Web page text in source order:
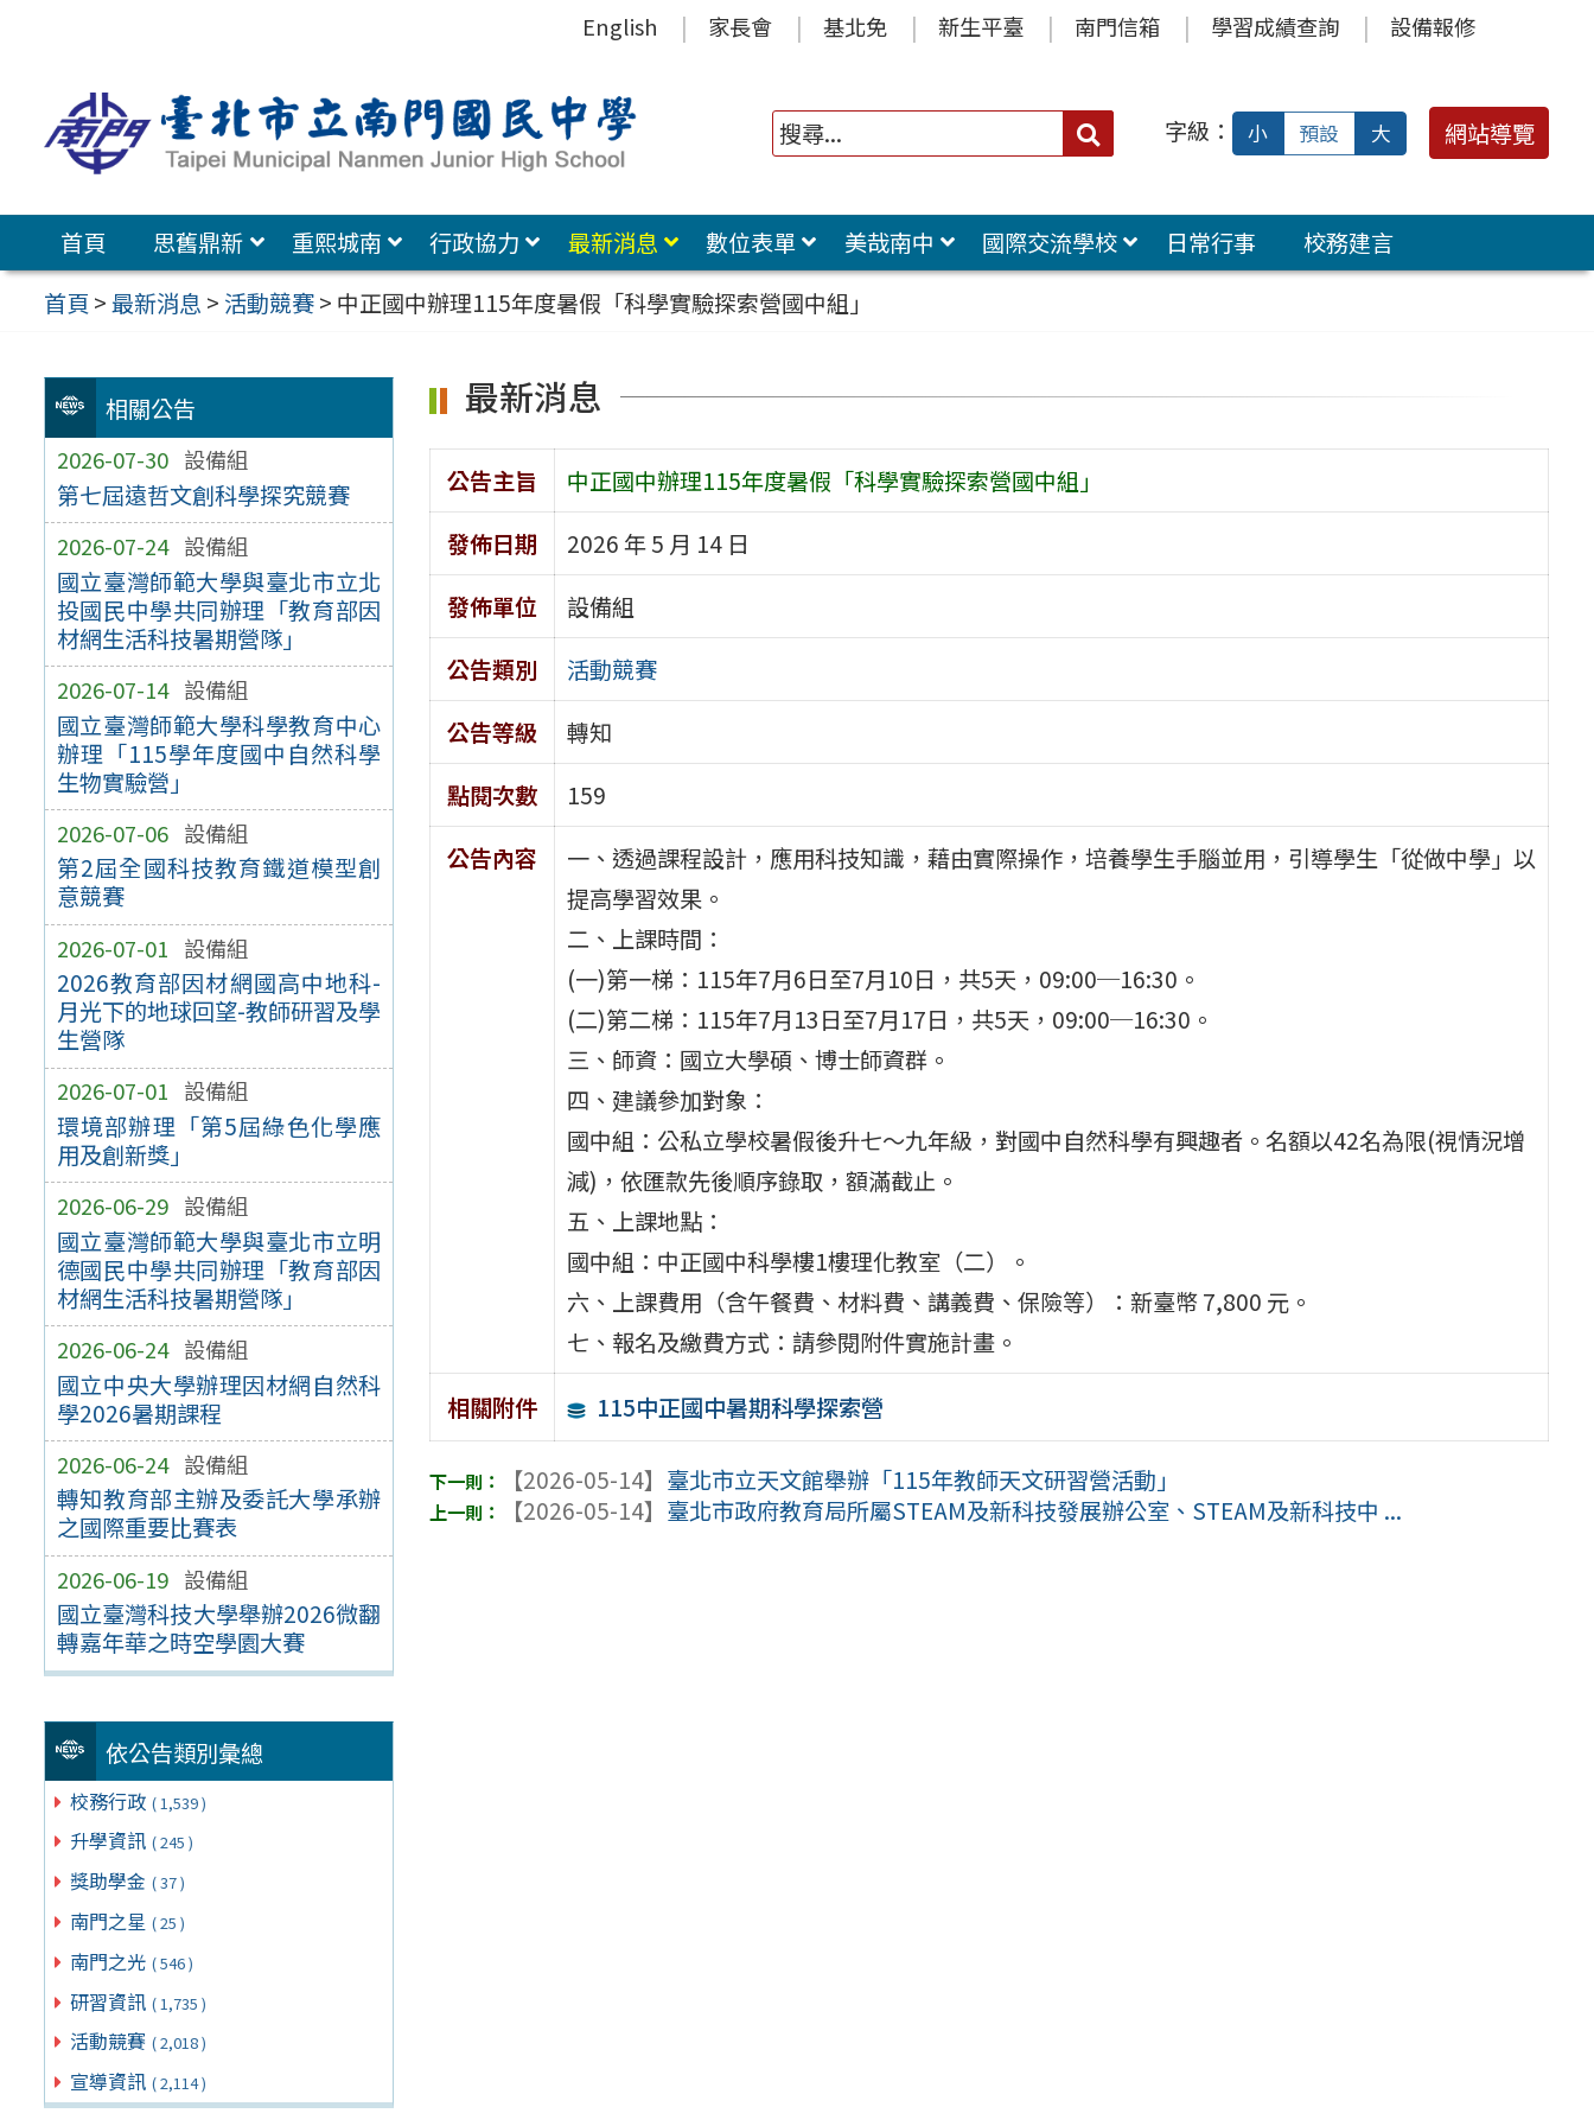
容
區
English 家長會 基北免 新生平臺 南門信箱 學習成績查詢 設備報修
搜
字級： 小 預設 大 網站導覽
首頁 思舊鼎新 重熙城南 行政協力 最新消息 數位表單 美哉南中 國際交流學校 日常行事
校務建言
首頁 >最新消息 > 活動競賽> 中正國中辦理115年度暑假「科學實驗探索營國中組」
相關公告
2026-07-30 設備組
第七屆遠哲文創科學探究競賽
2026-07-24 設備組
國立臺灣師範大學與臺北市立北
投國民中學共同辦理「教育部因
材網生活科技暑期營隊」
2026-07-14 設備組
國立臺灣師範大學科學教育中心
辦理「115學年度國中自然科學
生物實驗營」
2026-07-06 設備組
第2屆全國科技教育鐵道模型創
意競賽
2026-07-01 設備組
2026教育部因材網國高中地科-
月光下的地球回望-教師研習及學
生營隊
2026-07-01 設備組
環境部辦理「第5屆綠色化學應
用及創新獎」
2026-06-29 設備組
國立臺灣師範大學與臺北市立明
德國民中學共同辦理「教育部因
材網生活科技暑期營隊」
2026-06-24 設備組
國立中央大學辦理因材網自然科
學2026暑期課程
2026-06-24 設備組
轉知教育部主辦及委託大學承辦
之國際重要比賽表
2026-06-19 設備組
國立臺灣科技大學舉辦2026微翻
轉嘉年華之時空學園大賽
依公告類別彙總
校務行政 ( 1,539 )
升學資訊 ( 245 )
獎助學金 ( 37 )
南門之星 ( 25 )
南門之光 ( 546 )
研習資訊 ( 1,735 )
活動競賽 ( 2,018 )
宣導資訊 ( 2,114 )
最新消息
公告主旨
中正國中辦理115年度暑假「科學實驗探索營國中組」
發佈日期
2026 年 5 月 14 日
發佈單位
設備組
公告類別
活動競賽
公告等級
轉知
點閱次數
159
公告內容
一、透過課程設計，應用科技知識，藉由實際操作，培養學生手腦並用，引導學生「從做中學」以
提高學習效果。
二、上課時間：
(一)第一梯：115年7月6日至7月10日，共5天，09:00─16:30。
(二)第二梯：115年7月13日至7月17日，共5天，09:00─16:30。
三、師資：國立大學碩、博士師資群。
四、建議參加對象：
國中組：公私立學校暑假後升七～九年級，對國中自然科學有興趣者。名額以42名為限(視情況增
減)，依匯款先後順序錄取，額滿截止。
五、上課地點：
國中組：中正國中科學樓1樓理化教室（二）。
六、上課費用（含午餐費、材料費、講義費、保險等）：新臺幣 7,800 元。
七、報名及繳費方式：請參閱附件實施計畫。
相關附件
115中正國中暑期科學探索營
【2026-05-14】 臺北市立天文館舉辦「115年教師天文研習營活動」
【2026-05-14】 臺北市政府教育局所屬STEAM及新科技發展辦公室、STEAM及新科技中 ...